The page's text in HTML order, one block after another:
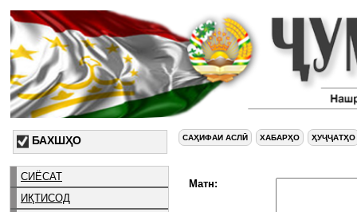
БАХШҲО
СИЁСАТ
ИҚТИСОД
САҲИФАИ АСЛӢ ХАБАРҲО ҲУҶҶАТҲО
Матн: